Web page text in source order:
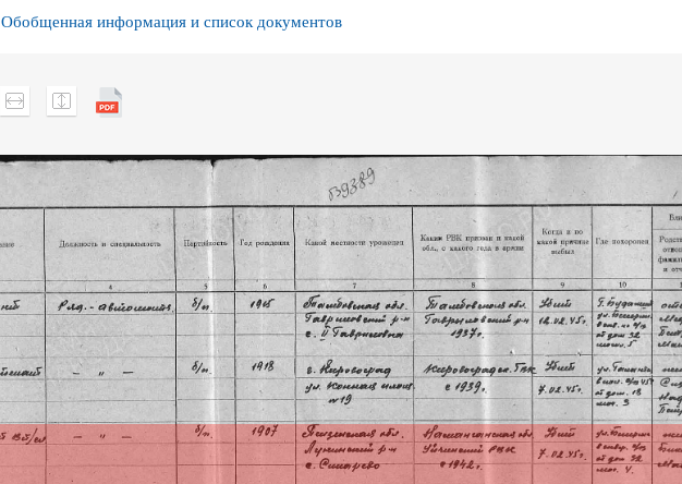
Обобщенная информация и список документов